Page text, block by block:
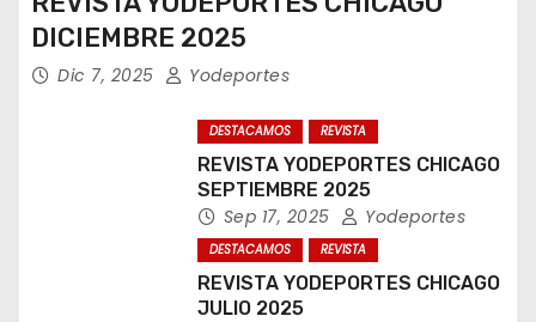
DICIEMBRE 2025
Dic 7, 2025 Yodeportes
DESTACAMOS REVISTA
REVISTA YODEPORTES CHICAGO
SEPTIEMBRE 2025
Sep 17, 2025 Yodeportes
DESTACAMOS REVISTA
REVISTA YODEPORTES CHICAGO
JULIO 2025